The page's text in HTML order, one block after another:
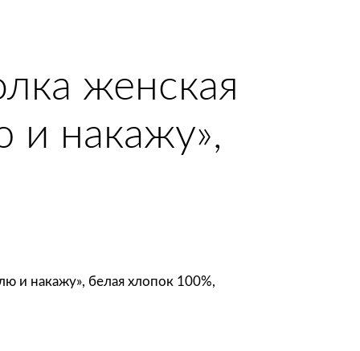
женская
и накажу»,
и накажу», белая хлопок 100%,